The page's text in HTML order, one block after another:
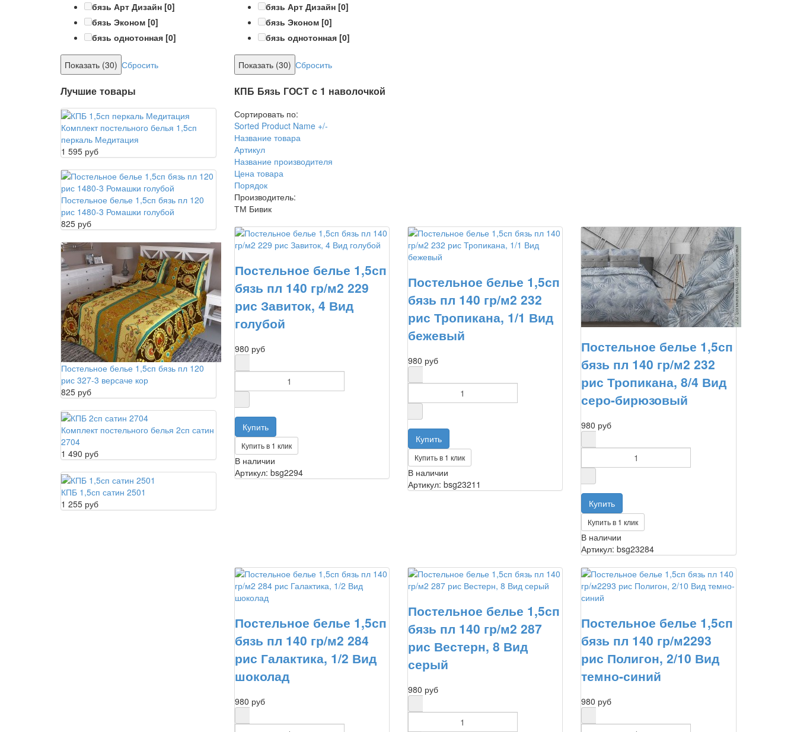
бязь Арт Дизайн[0]
бязь Эконом[0]
бязь однотонная[0]
Сбросить
КПБ Бязь ГОСТ c 1 наволочкой
Сортировать по:
Sorted Product Name +/-
Название товара
Артикул
Название производителя
Цена товара
Порядок
Производитель:
ТМ Бивик
Постельное белье 1,5сп
бязь пл 140 гр/м2 229
рис Завиток, 4 Вид
голубой
980 руб
Купить в 1 клик
В наличии
Артикул: bsg2294
Постельное белье 1,5сп
бязь пл 140 гр/м2 232
рис Тропикана, 1/1 Вид
бежевый
980 руб
Купить в 1 клик
В наличии
Артикул: bsg23211
Постельное белье 1,5сп
бязь пл 140 гр/м2 232
рис Тропикана, 8/4 Вид
серо-бирюзовый
980 руб
Купить в 1 клик
В наличии
Артикул: bsg23284
Постельное белье 1,5сп
бязь пл 140 гр/м2 284
рис Галактика, 1/2 Вид
шоколад
980 руб
Постельное белье 1,5сп
бязь пл 140 гр/м2 287
рис Вестерн, 8 Вид
серый
980 руб
Постельное белье 1,5сп
бязь пл 140 гр/м2293
рис Полигон, 2/10 Вид
темно-синий
980 руб
бязь Арт Дизайн [0]
бязь Эконом [0]
бязь однотонная [0]
Сбросить
Лучшие товары
Комплект постельного белья 1,5сп
перкаль Медитация
1 595 руб
Постельное белье 1,5сп бязь пл 120
рис 1480-3 Ромашки голубой
825 руб
Постельное белье 1,5сп бязь пл 120
рис 327-3 версаче кор
825 руб
Комплект постельного белья 2сп сатин
2704
1 490 руб
КПБ 1,5сп сатин 2501
1 255 руб